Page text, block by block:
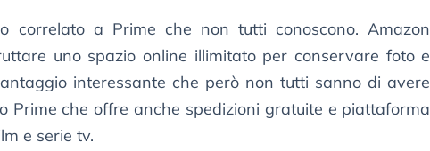
correlato a Prime che non tutti conoscono. Amazon
uno spazio online illimitato per conservare foto e
interessante che però non tutti sanno di avere
Prime che offre anche spedizioni gratuite e piattaforma
e serie tv.